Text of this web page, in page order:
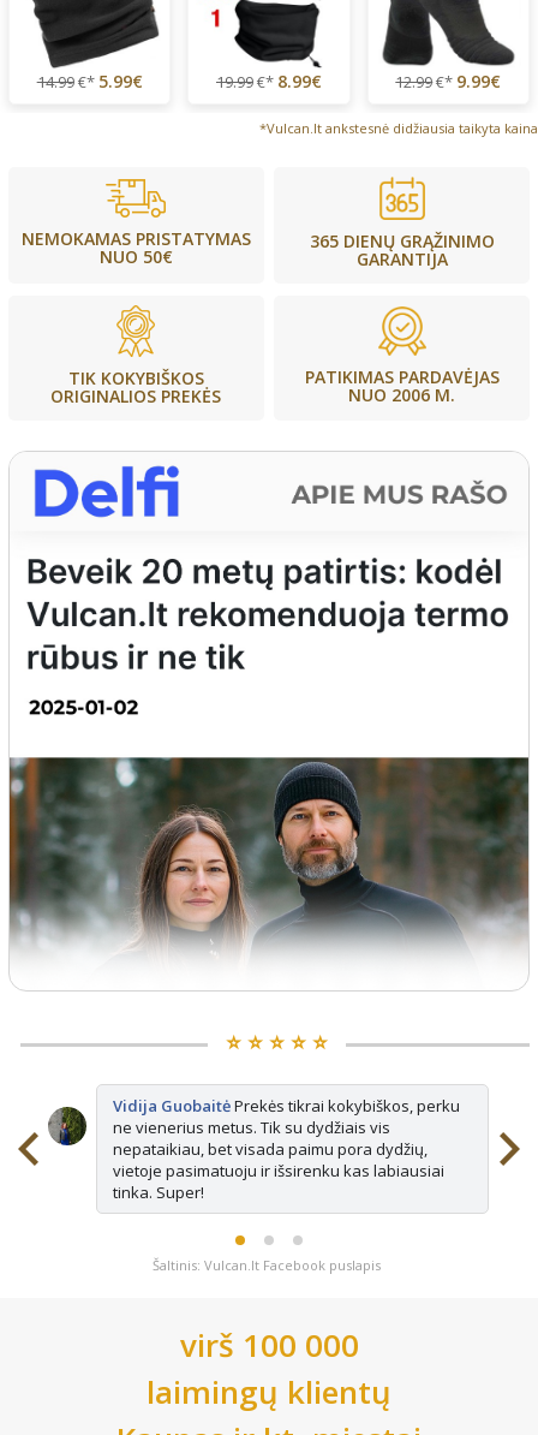
14.99€* 5.99€ 19.99€* 8.99€ 12.99€* 9.99€
*Vulcan.lt ankstesnė didžiausia taikyta kaina
NEMOKAMAS PRISTATYMAS
NUO 50€
365 DIENŲ GRĄŽINIMO
GARANTIJA
TIK KOKYBIŠKOS
ORIGINALIOS PREKĖS
PATIKIMAS PARDAVĖJAS
NUO 2006 M.
⭐️ ⭐️ ⭐️ ⭐️ ⭐️
Vidija GuobaitėPrekės tikrai kokybiškos, perku
ne vienerius metus. Tik su dydžiais vis
nepataikiau, bet visada paimu pora dydžių,
vietoje pasimatuoju ir išsirenku kas labiausiai
tinka. Super!
Šaltinis: Vulcan.lt Facebook puslapis
virš 100 000
laimingų klientų